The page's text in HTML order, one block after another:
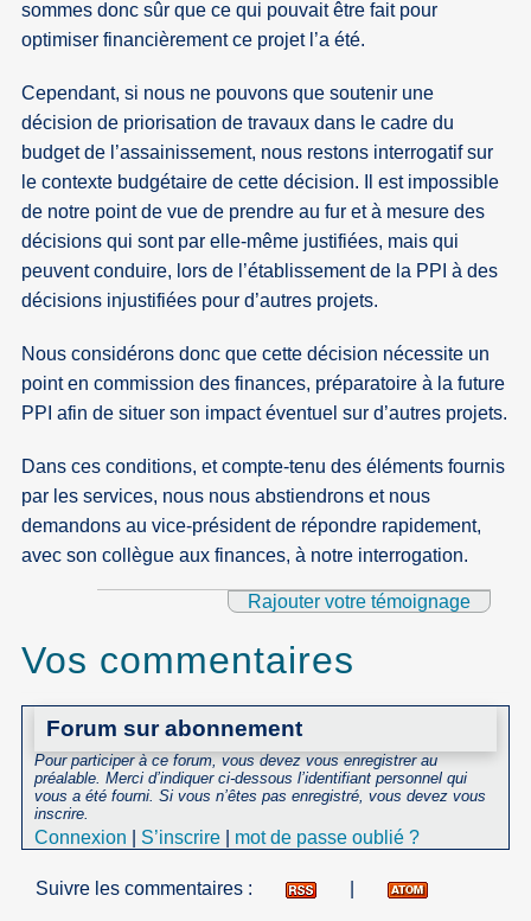
sommes donc sûr que ce qui pouvait être fait pour
optimiser financièrement ce projet l’a été.
Cependant, si nous ne pouvons que soutenir une
décision de priorisation de travaux dans le cadre du
budget de l’assainissement, nous restons interrogatif sur
le contexte budgétaire de cette décision. Il est impossible
de notre point de vue de prendre au fur et à mesure des
décisions qui sont par elle-même justifiées, mais qui
peuvent conduire, lors de l’établissement de la PPI à des
décisions injustifiées pour d’autres projets.
Nous considérons donc que cette décision nécessite un
point en commission des finances, préparatoire à la future
PPI afin de situer son impact éventuel sur d’autres projets.
Dans ces conditions, et compte-tenu des éléments fournis
par les services, nous nous abstiendrons et nous
demandons au vice-président de répondre rapidement,
avec son collègue aux finances, à notre interrogation.
Rajouter votre témoignage
Vos commentaires
Forum sur abonnement
Pour participer à ce forum, vous devez vous enregistrer au
préalable. Merci d’indiquer ci-dessous l’identifiant personnel qui
vous a été fourni. Si vous n’êtes pas enregistré, vous devez vous
inscrire.
Connexion S’inscrire mot de passe oublié ?
Suivre les commentaires :